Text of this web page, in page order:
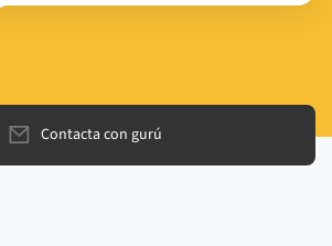
Contacta con gurú